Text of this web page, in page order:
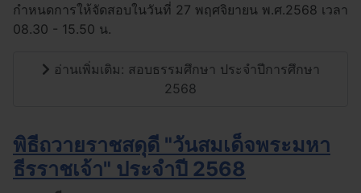
กำหนดการให้จัดสอบในวันที่ 27 พฤศจิยายน พ.ศ.2568 เวลา
08.30 - 15.50 น.
อ่านเพิ่มเติม: สอบธรรมศึกษา ประจำปีการศึกษา
2568
พิธีถวายราชสดุดี "วันสมเด็จพระมหา
ธีรราชเจ้า" ประจำปี 2568